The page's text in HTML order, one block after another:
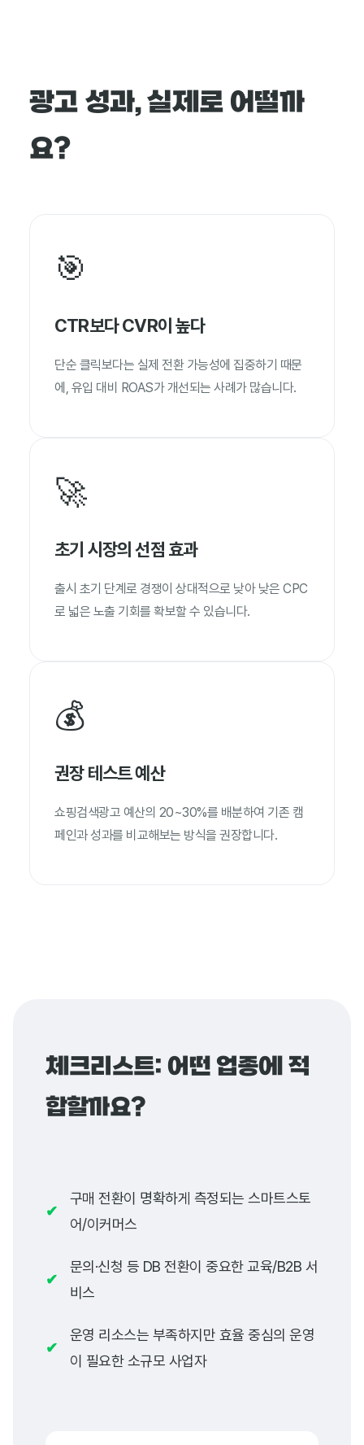
광고 성과, 실제로 어떨까
요?
🎯
CTR보다 CVR이 높다
단순 클릭보다는 실제 전환 가능성에 집중하기 때문
에, 유입 대비 ROAS가 개선되는 사례가 많습니다.
🚀
초기 시장의 선점 효과
출시 초기 단계로 경쟁이 상대적으로 낮아 낮은 CPC
로 넓은 노출 기회를 확보할 수 있습니다.
💰
권장 테스트 예산
쇼핑검색광고 예산의 20~30%를 배분하여 기존 캠
페인과 성과를 비교해보는 방식을 권장합니다.
체크리스트: 어떤 업종에 적
합할까요?
✔
구매 전환이 명확하게 측정되는 스마트스토
어/이커머스
✔
문의·신청 등 DB 전환이 중요한 교육/B2B 서
비스
✔
운영 리소스는 부족하지만 효율 중심의 운영
이 필요한 소규모 사업자